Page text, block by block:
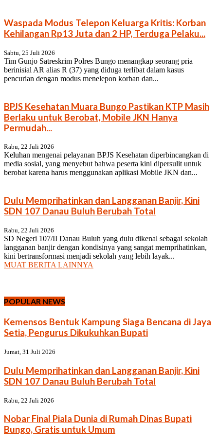
Waspada Modus Telepon Keluarga Kritis: Korban
Kehilangan Rp13 Juta dan 2 HP, Terduga Pelaku...
Sabtu, 25 Juli 2026
Tim Gunjo Satreskrim Polres Bungo menangkap seorang pria
berinisial AR alias R (37) yang diduga terlibat dalam kasus
pencurian dengan modus menelepon korban dan...
BPJS Kesehatan Muara Bungo Pastikan KTP Masih
Berlaku untuk Berobat, Mobile JKN Hanya
Permudah...
Rabu, 22 Juli 2026
Keluhan mengenai pelayanan BPJS Kesehatan diperbincangkan di
media sosial, yang menyebut bahwa peserta kini dipersulit untuk
berobat karena harus menggunakan aplikasi Mobile JKN dan...
Dulu Memprihatinkan dan Langganan Banjir, Kini
SDN 107 Danau Buluh Berubah Total
Rabu, 22 Juli 2026
SD Negeri 107/II Danau Buluh yang dulu dikenal sebagai sekolah
langganan banjir dengan kondisinya yang sangat memprihatinkan,
kini bertransformasi menjadi sekolah yang lebih layak...
MUAT BERITA LAINNYA
POPULAR NEWS
Kemensos Bentuk Kampung Siaga Bencana di Jaya
Setia, Pengurus Dikukuhkan Bupati
Jumat, 31 Juli 2026
Dulu Memprihatinkan dan Langganan Banjir, Kini
SDN 107 Danau Buluh Berubah Total
Rabu, 22 Juli 2026
Nobar Final Piala Dunia di Rumah Dinas Bupati
Bungo, Gratis untuk Umum